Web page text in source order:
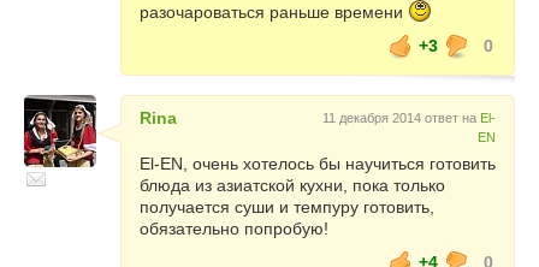
разочароваться раньше времени
+3
0
Rina 11 декабря 2014 ответ на El-
EN
El-EN, очень хотелось бы научиться готовить
блюда из азиатской кухни, пока только
получается суши и темпуру готовить,
обязательно попробую!
+4
0